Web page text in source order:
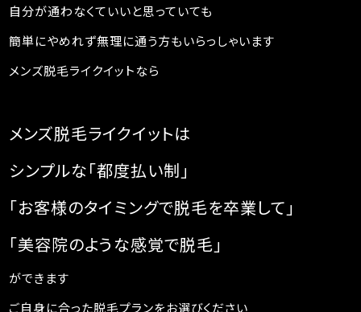
自分が通わなくていいと思っていても
簡単にやめれず無理に通う方もいらっしゃいます
メンズ脱毛ライクイットなら
メンズ脱毛ライクイットは
シンプルな「都度払い制」
「お客様のタイミングで脱毛を卒業して」
「美容院のような感覚で脱毛」
ができます
ご自身に合った脱毛プランをお選びください